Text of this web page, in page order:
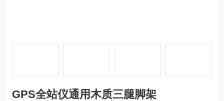
GPS全站仪通用木质三腿脚架